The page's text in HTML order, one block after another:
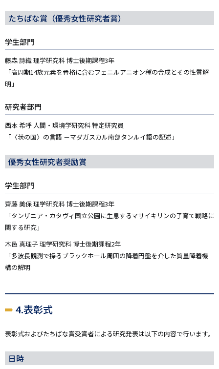
たちばな賞（優秀女性研究者賞）
学生部門
藤森 詩織 理学研究科 博士後期課程3年
「高周期14族元素を骨格に含むフェニルアニオン種の合成とその性質解
明」
研究者部門
西本 希呼 人間・環境学研究科 特定研究員
「〈茨の国〉の言語 －マダガスカル南部タンルイ語の記述」
優秀女性研究者奨励賞
学生部門
齋藤 美保 理学研究科 博士後期課程3年
「タンザニア・カタヴィ国立公園に生息するマサイキリンの子育て戦略に
関する研究」
木邑 真理子 理学研究科 博士後期課程2年
「多波長観測で探るブラックホール周囲の降着円盤を介した質量降着機
構の解明
4.表彰式
表彰式およびたちばな賞受賞者による研究発表は以下の内容で行います。
日時